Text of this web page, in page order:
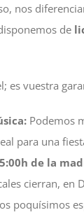
nos
de
es vuestra
Podemos
para una
de la
cierran, en
poquísimos